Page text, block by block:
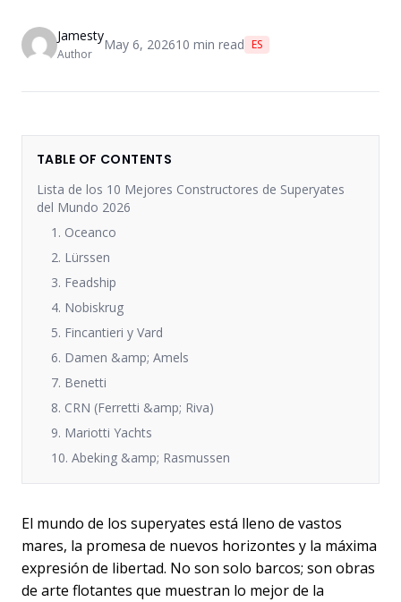
Jamesty
Author
May 6, 202610 min read ES
TABLE OF CONTENTS
Lista de los 10 Mejores Constructores de Superyates
del Mundo 2026
1. Oceanco
2. Lürssen
3. Feadship
4. Nobiskrug
5. Fincantieri y Vard
6. Damen &amp; Amels
7. Benetti
8. CRN (Ferretti &amp; Riva)
9. Mariotti Yachts
10. Abeking &amp; Rasmussen
El mundo de los superyates está lleno de vastos
mares, la promesa de nuevos horizontes y la máxima
expresión de libertad. No son solo barcos; son obras
de arte flotantes que muestran lo mejor de la